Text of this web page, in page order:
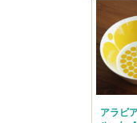
アラビ